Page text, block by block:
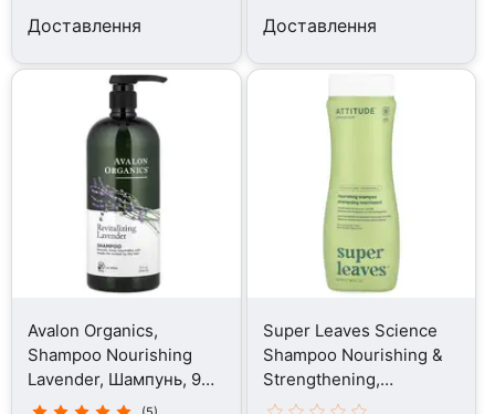
Доставлення Доставлення
Avalon Organics,
Shampoo Nourishing
Lavender, Шампунь, 946
мл
Super Leaves Science
Shampoo Nourishing &
Strengthening,
Шампунь, 473 мл